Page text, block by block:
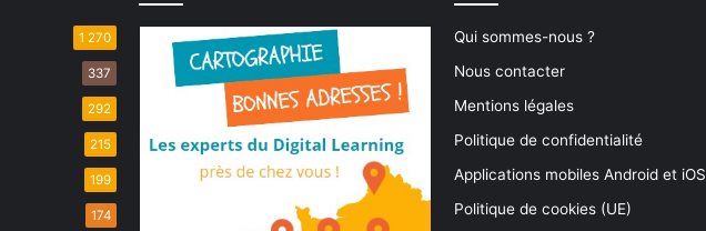
1 270
337
292
215
199
174
Qui sommes-nous ?
Nous contacter
Mentions légales
Politique de confidentialité
Applications mobiles Android et iOS
Politique de cookies (UE)